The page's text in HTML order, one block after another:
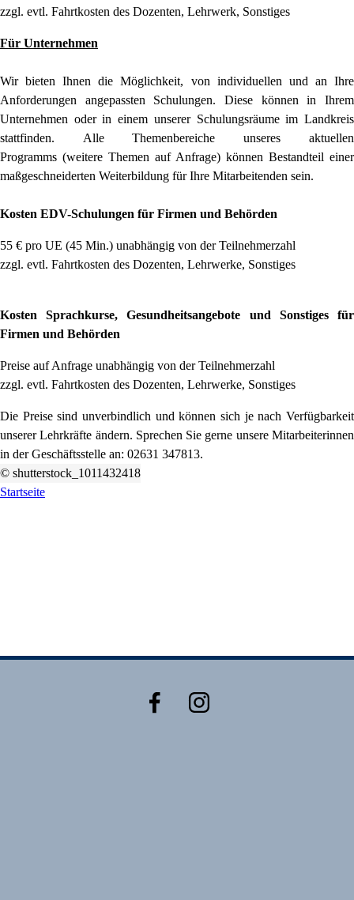
zzgl. evtl. Fahrtkosten des Dozenten, Lehrwerk, Sonstiges
Für Unternehmen
Wir bieten Ihnen die Möglichkeit, von individuellen und an Ihre
Anforderungen angepassten Schulungen. Diese können in Ihrem
Unternehmen oder in einem unserer Schulungsräume im Landkreis
stattfinden. Alle Themenbereiche unseres aktuellen
Programms (weitere Themen auf Anfrage) können Bestandteil einer
maßgeschneiderten Weiterbildung für Ihre Mitarbeitenden sein.
Kosten EDV-Schulungen für Firmen und Behörden
55 € pro UE (45 Min.) unabhängig von der Teilnehmerzahl
zzgl. evtl. Fahrtkosten des Dozenten, Lehrwerke, Sonstiges
Kosten Sprachkurse, Gesundheitsangebote und Sonstiges für
Firmen und Behörden
Preise auf Anfrage unabhängig von der Teilnehmerzahl
zzgl. evtl. Fahrtkosten des Dozenten, Lehrwerke, Sonstiges
Die Preise sind unverbindlich und können sich je nach Verfügbarkeit
unserer Lehrkräfte ändern. Sprechen Sie gerne unsere Mitarbeiterinnen
in der Geschäftsstelle an: 02631 347813.
© shutterstock_1011432418
Startseite